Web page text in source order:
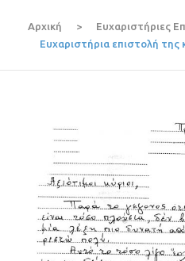
Αρχική > Ευχαριστήριες
Ευχαριστήρια επιστολή της